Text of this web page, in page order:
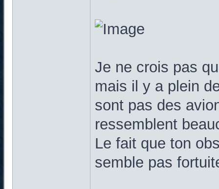
Je ne crois pas
mais il y a plein
sont pas des
ressemblent
Le fait que ton
semble pas